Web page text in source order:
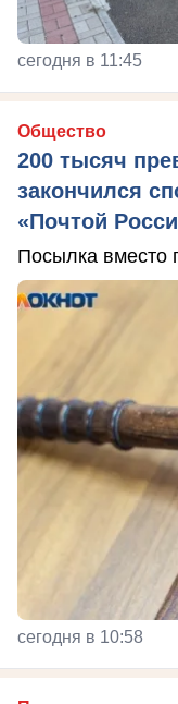
сегодня в 11:45
Общество
200 тысяч
закончился
«Почтой
Посылка вместо
сегодня в 10:58